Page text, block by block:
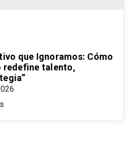
que Ignoramos: Cómo
redefine talento,